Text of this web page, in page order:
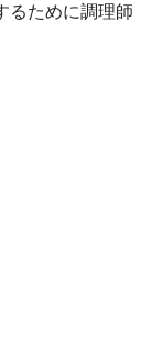
るために調理師